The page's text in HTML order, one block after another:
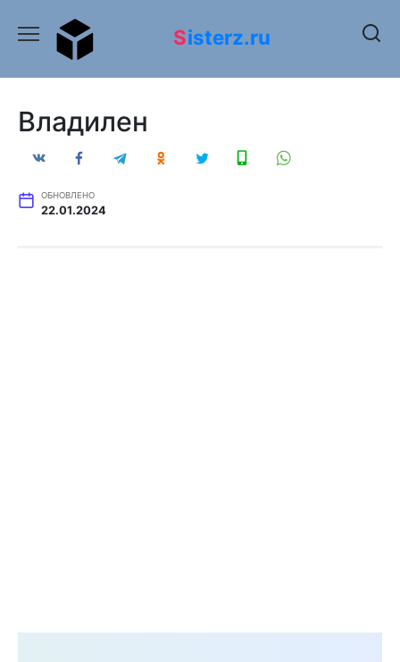
содержанию
Sisterz.ru
Владилен
ОБНОВЛЕНО
22.01.2024